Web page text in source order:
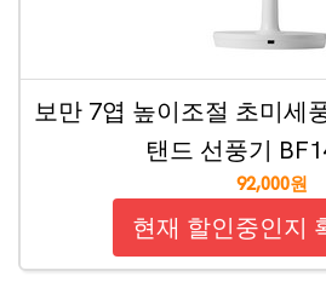
보만 7엽 높이조절 초미세
탠드 선풍기
92,000원
현재 할인중인지